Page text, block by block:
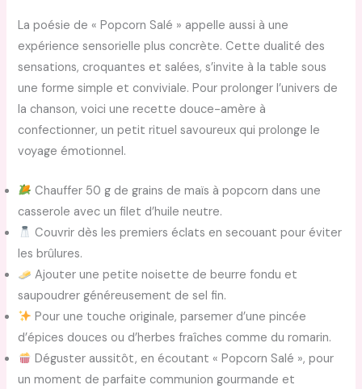
La poésie de « Popcorn Salé » appelle aussi à une
expérience sensorielle plus concrète. Cette dualité des
sensations, croquantes et salées, s’invite à la table sous
une forme simple et conviviale. Pour prolonger l’univers de
la chanson, voici une recette douce-amère à
confectionner, un petit rituel savoureux qui prolonge le
voyage émotionnel.
Chauffer 50 g de grains de maïs à popcorn dans une
casserole avec un filet d’huile neutre.
Couvrir dès les premiers éclats en secouant pour éviter
les brûlures.
Ajouter une petite noisette de beurre fondu et
saupoudrer généreusement de sel fin.
Pour une touche originale, parsemer d’une pincée
d’épices douces ou d’herbes fraîches comme du romarin.
Déguster aussitôt, en écoutant « Popcorn Salé », pour
un moment de parfaite communion gourmande et